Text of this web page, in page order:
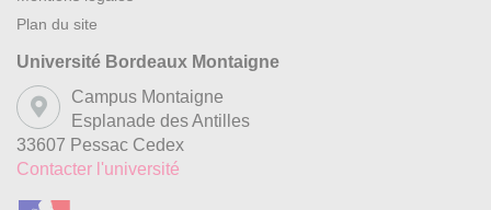
Plan du site
Université Bordeaux Montaigne
Campus Montaigne
Esplanade des Antilles
33607 Pessac Cedex
Contacter l'université